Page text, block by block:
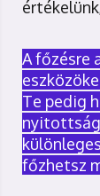
A főzésre
Te pedig
főzhetsz